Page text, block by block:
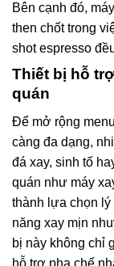
Bên cạnh đó,
then chốt trong
shot espresso
Thiết bị hỗ
quán
Để mở rộng
càng đa dạng,
đá xay, sinh tố
quán như máy
thành lựa chọn
năng xay mịn
bị này không chỉ
hỗ trợ pha chế